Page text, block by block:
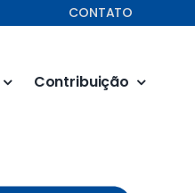
CONTATO
Contribuição